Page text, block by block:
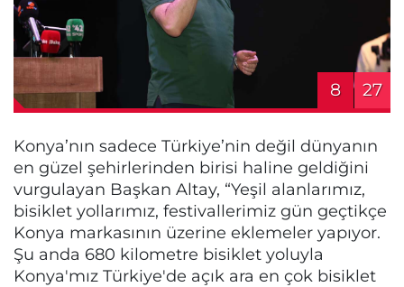
8 27
Konya’nın sadece Türkiye’nin değil dünyanın
en güzel şehirlerinden birisi haline geldiğini
vurgulayan Başkan Altay, “Yeşil alanlarımız,
bisiklet yollarımız, festivallerimiz gün geçtikçe
Konya markasının üzerine eklemeler yapıyor.
Şu anda 680 kilometre bisiklet yoluyla
Konya'mız Türkiye'de açık ara en çok bisiklet